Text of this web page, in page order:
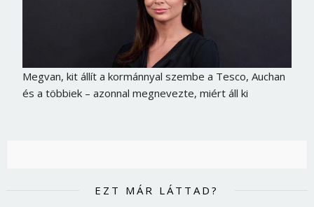
Megvan, kit állít a kormánnyal szembe a Tesco, Auchan
és a többiek – azonnal megnevezte, miért áll ki
EZT MÁR LÁTTAD?